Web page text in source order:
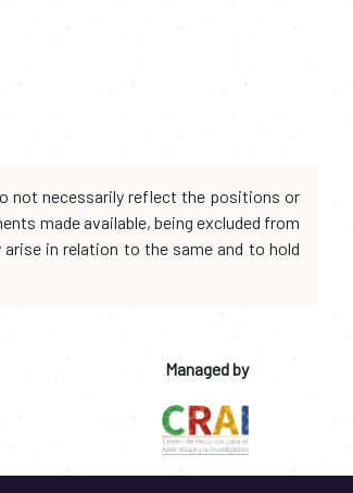
not necessarily reflect the positions or
made available, being excluded from
in relation to the same and to hold
Managed by